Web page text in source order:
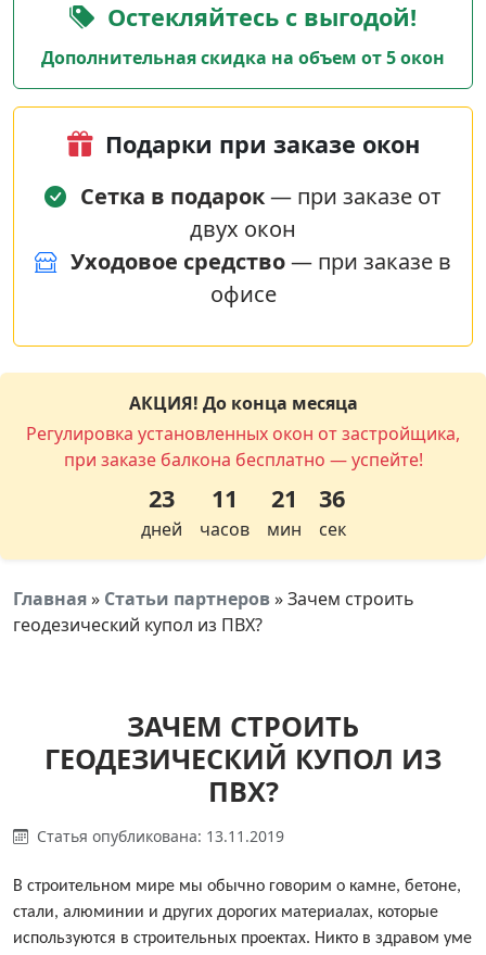
Остекляйтесь с выгодой!
Дополнительная скидка на объем от 5 окон
Подарки при заказе окон
Сетка в подарок— при заказе от
двух окон
Уходовое средство— при заказе в
офисе
АКЦИЯ! До конца месяца
Регулировка установленных окон от застройщика,
при заказе балкона бесплатно — успейте!
23
дней
11
часов
21
мин
35
сек
Главная» Статьи партнеров»Зачем строить
геодезический купол из ПВХ?
ЗАЧЕМ СТРОИТЬ
ГЕОДЕЗИЧЕСКИЙ КУПОЛ ИЗ
ПВХ?
Статья опубликована: 13.11.2019
В строительном мире мы обычно говорим о камне, бетоне,
стали, алюминии и других дорогих материалах, которые
используются в строительных проектах. Никто в здравом уме